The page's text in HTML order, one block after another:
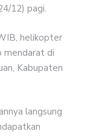
12) pagi.
helikopter
mendarat di
Kabupaten
langsung